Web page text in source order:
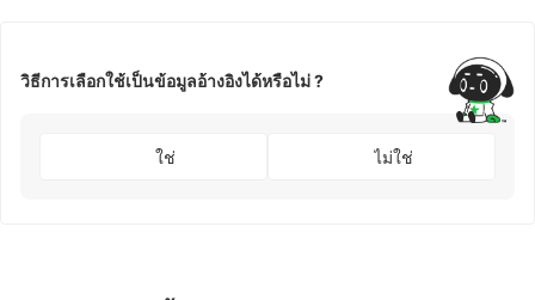
วิธีการเลือกใช้เป็นข้อมูลอ้างอิงได้หรือไม่ ?
ใช่ ไม่ใช่